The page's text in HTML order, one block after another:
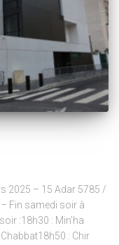
:18h30 : Min’ha
: Chir